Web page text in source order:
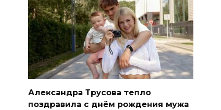
Александра Трусова тепло
поздравила с днём рождения мужа